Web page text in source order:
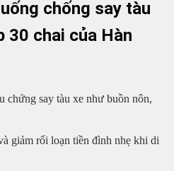
chống say tàu
30 chai của Hàn
chứng say tàu xe như buồn nôn,
giảm rối loạn tiền đình nhẹ khi di